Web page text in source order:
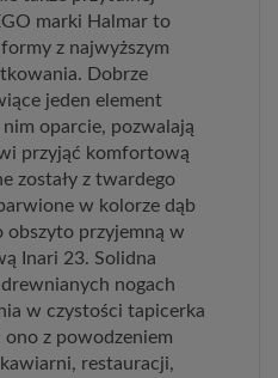
marki Halmar to
z najwyższym
Dobrze
jeden element
nim oparcie, pozwalają
przyjąć komfortową
zostały z twardego
w kolorze dąb
obszyto przyjemną w
Inari 23. Solidna
nogach
w czystości tapicerka
ono z powodzeniem
restauracji,